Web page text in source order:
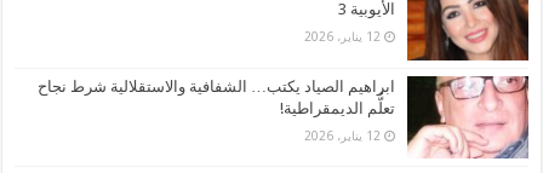
الأيوبية 3
12 يناير، 2026
ابراهيم الصياد يكتب… الشفافية والاستقلالية شرط نجاح
تعلُّم الديمقراطية!
12 يناير، 2026